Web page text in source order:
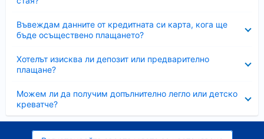
Въвеждам данните от кредитната си карта, кога ще
бъде осъществено плащането?
Хотелът изисква ли депозит или предварително
плащане?
Можем ли да получим допълнително легло или детско
креватче?